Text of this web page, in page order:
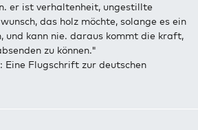
er ist verhaltenheit, ungestillte
das holz möchte, solange es ein
und kann nie. daraus kommt die kraft,
zu können."
Eine Flugschrift zur deutschen